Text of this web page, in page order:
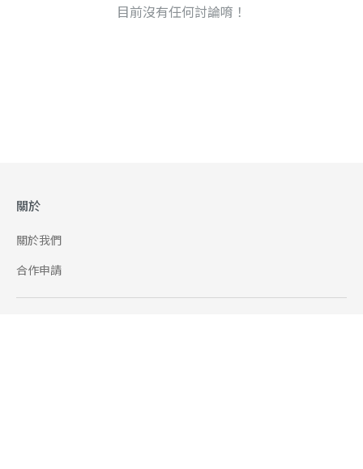
目前沒有任何討論唷！
關於
關於我們
合作申請